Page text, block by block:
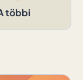
többi